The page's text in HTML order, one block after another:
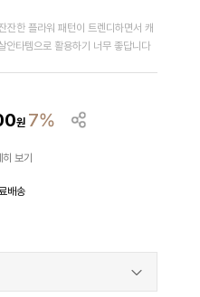
한 플라워 패턴이 트렌디하면서 캐
안타템으로 활용하기 너무 좋답니다
원 7%
보기
배송